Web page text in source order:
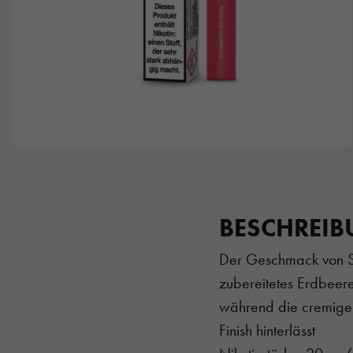
Der Geschmack von
zubereitetes
während die
Finish hinterlässt